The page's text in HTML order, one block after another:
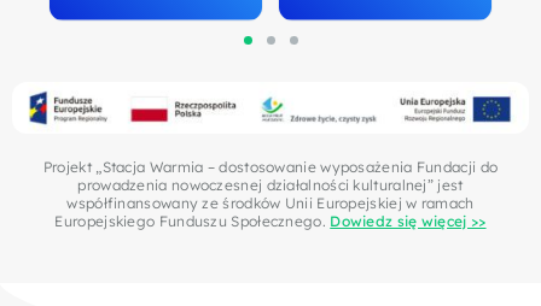
Projekt „Stacja Warmia – dostosowanie wyposażenia Fundacji do
prowadzenia nowoczesnej działalności kulturalnej” jest
współfinansowany ze środków Unii Europejskiej w ramach
Europejskiego Funduszu Społecznego. Dowiedz się więcej >>